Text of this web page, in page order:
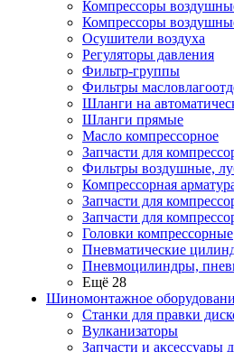
Компрессоры
Компрессоры
Осушители воздуха
Регуляторы давления
Фильтр-группы
Фильтры
Шланги на
Шланги прямые
Масло компрессорное
Запчасти для
Фильтры воздушные,
Компрессорная
Запчасти для
Запчасти для
Головки компрессорные
Пневматические
Пневмоцилиндры,
Ещё 28
Шиномонтажное
Станки для правки
Вулканизаторы
Запчасти и